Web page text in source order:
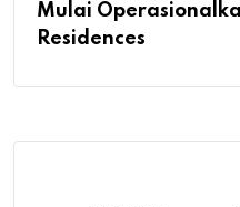
Mulai
Residences